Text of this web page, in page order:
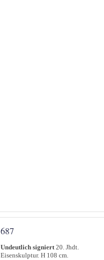
687
Undeutlich signiert20. Jhdt.
Eisenskulptur. H 108 cm.